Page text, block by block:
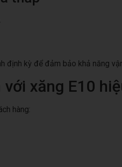
định kỳ để đảm bảo khả năng
xăng E10
hàng: